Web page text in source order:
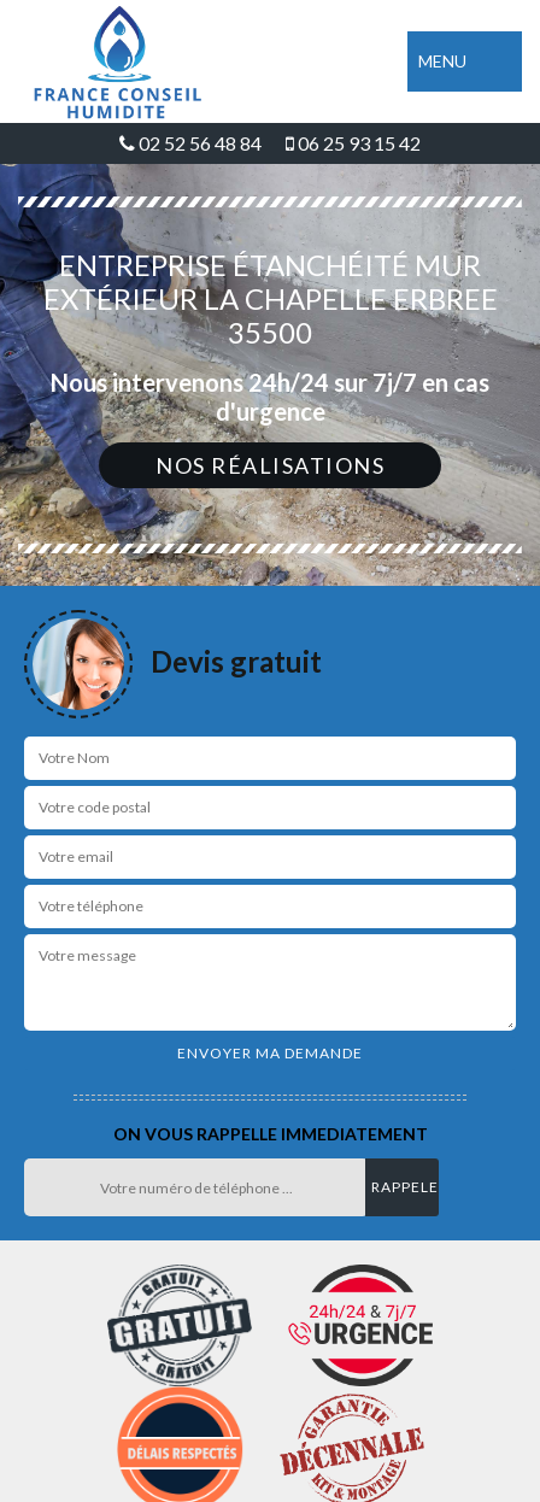
MENU
02 52 56 48 84 06 25 93 15 42
ENTREPRISE ÉTANCHÉITÉ MUR
EXTÉRIEUR LA CHAPELLE ERBREE
35500
Nous intervenons 24h/24 sur 7j/7 en cas
d'urgence
NOS RÉALISATIONS
Devis gratuit
ON VOUS RAPPELLE IMMEDIATEMENT